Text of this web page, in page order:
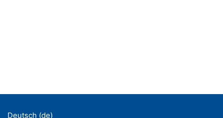
Deutsch ‎(de)‎